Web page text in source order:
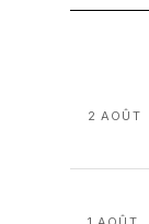
2 AOÛT